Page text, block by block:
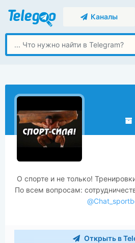
Каналы
О спорте и не только!
По всем вопросам:
Открыть в